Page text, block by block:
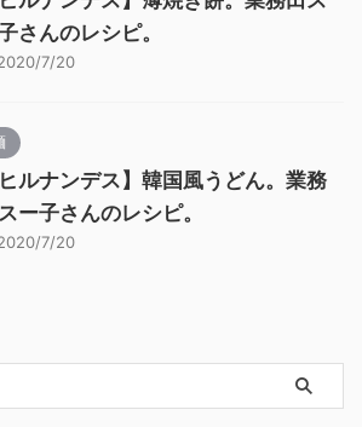
さんのレシピ。
7/20
ヒルナンデス】韓国風うどん。業務
ー子さんのレシピ。
7/20